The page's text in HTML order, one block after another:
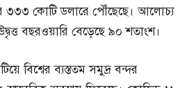
৩৩৩ কোটি ডলারে পৌঁছেছে। আলোচ্য
বছরওয়ারি বেড়েছে ৯০ শতাংশ।
বিশ্বের ব্যস্ততম সমুদ্র বন্দর